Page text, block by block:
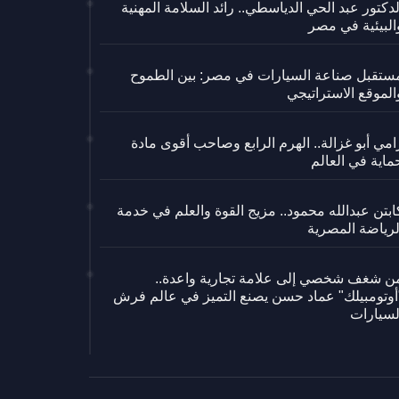
الدكتور عبد الحي الدياسطي.. رائد السلامة المهنية
في مصر
صناعة السيارات في مصر: بين الطموح
الاستراتيجي
أبو غزالة.. الهرم الرابع وصاحب أقوى مادة
في العالم
عبدالله محمود.. مزيج القوة والعلم في خدمة
الرياضة المصرية
شغف شخصي إلى علامة تجارية واعدة..
عماد حسن يصنع التميز في عالم فرش
السيارات